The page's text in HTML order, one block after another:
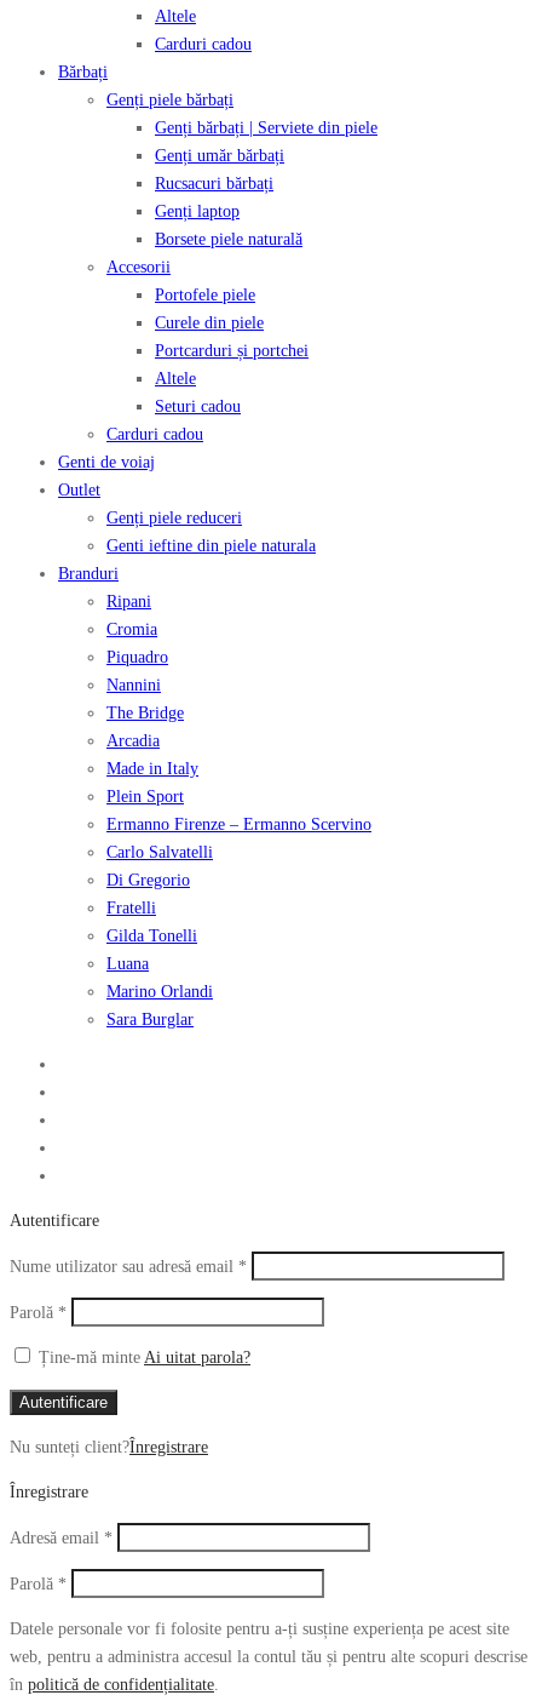
Altele
Carduri cadou
Bărbați
Genți piele bărbați
Genți bărbați | Serviete din piele
Genți umăr bărbați
Rucsacuri bărbați
Genți laptop
Borsete piele naturală
Accesorii
Portofele piele
Curele din piele
Portcarduri și portchei
Altele
Seturi cadou
Carduri cadou
Genti de voiaj
Outlet
Genți piele reduceri
Genti ieftine din piele naturala
Branduri
Ripani
Cromia
Piquadro
Nannini
The Bridge
Arcadia
Made in Italy
Plein Sport
Ermanno Firenze – Ermanno Scervino
Carlo Salvatelli
Di Gregorio
Fratelli
Gilda Tonelli
Luana
Marino Orlandi
Sara Burglar
Autentificare
Nume utilizator sau adresă email *
Parolă *
Ține-mă minte Ai uitat parola?
Autentificare
Nu sunteți client?Înregistrare
Înregistrare
Adresă email *
Parolă *
Datele personale vor fi folosite pentru a-ți susține experiența pe acest site
web, pentru a administra accesul la contul tău și pentru alte scopuri descrise
în politică de confidențialitate.